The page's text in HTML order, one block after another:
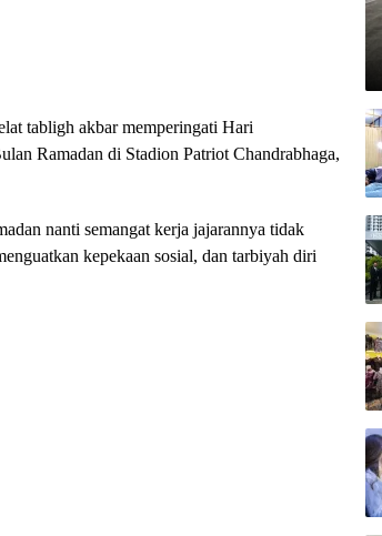
tabligh akbar memperingati Hari
Ramadan di Stadion Patriot Chandrabhaga,
nanti semangat kerja jajarannya tidak
kepekaan sosial, dan tarbiyah diri